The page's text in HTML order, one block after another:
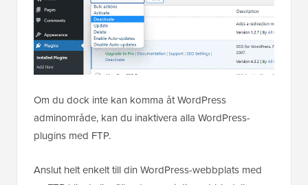
Om du dock inte kan komma åt WordPress
adminområde, kan du inaktivera alla WordPress-
plugins med FTP.
Anslut helt enkelt till din WordPress-webbplats med